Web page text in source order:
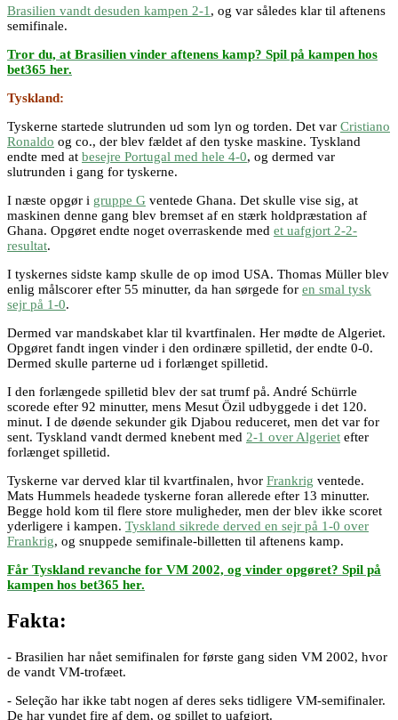
Brasilien vandt desuden kampen 2-1 , og var således klar til aftenens
semifinale.
Tror du, at Brasilien vinder aftenens kamp? Spil på kampen hos
bet365 her.
Tyskland:
Tyskerne startede slutrunden ud som lyn og torden. Det var Cristiano
Ronaldo og co., der blev fældet af den tyske maskine. Tyskland
endte med at besejre Portugal med hele 4-0, og dermed var
slutrunden i gang for tyskerne.
I næste opgør i gruppe G ventede Ghana. Det skulle vise sig, at
maskinen denne gang blev bremset af en stærk holdpræstation af
Ghana. Opgøret endte noget overraskende med et uafgjort 2-2-
resultat.
I tyskernes sidste kamp skulle de op imod USA. Thomas Müller blev
enlig målscorer efter 55 minutter, da han sørgede for en smal tysk
sejr på 1-0.
Dermed var mandskabet klar til kvartfinalen. Her mødte de Algeriet.
Opgøret fandt ingen vinder i den ordinære spilletid, der endte 0-0.
Dermed skulle parterne ud i forlænget spilletid.
I den forlængede spilletid blev der sat trumf på. André Schürrle
scorede efter 92 minutter, mens Mesut Özil udbyggede i det 120.
minut. I de døende sekunder gik Djabou reduceret, men det var for
sent. Tyskland vandt dermed knebent med 2-1 over Algeriet efter
forlænget spilletid.
Tyskerne var derved klar til kvartfinalen, hvor Frankrig ventede.
Mats Hummels headede tyskerne foran allerede efter 13 minutter.
Begge hold kom til flere store muligheder, men der blev ikke scoret
yderligere i kampen. Tyskland sikrede derved en sejr på 1-0 over
Frankrig, og snuppede semifinale-billetten til aftenens kamp.
Får Tyskland revanche for VM 2002, og vinder opgøret? Spil på
kampen hos bet365 her.
Fakta:
- Brasilien har nået semifinalen for første gang siden VM 2002, hvor
de vandt VM-trofæet.
- Seleção har ikke tabt nogen af deres seks tidligere VM-semifinaler.
De har vundet fire af dem, og spillet to uafgjort.